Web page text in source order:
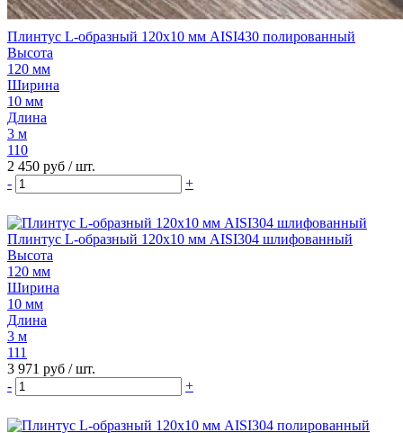
Плинтус L-образный 120х10 мм AISI430 полированный
Высота
120 мм
Ширина
10 мм
Длина
3 м
110
2 450 руб / шт.
-
+
Плинтус L-образный 120х10 мм AISI304 шлифованный
Высота
120 мм
Ширина
10 мм
Длина
3 м
111
3 971 руб / шт.
-
+